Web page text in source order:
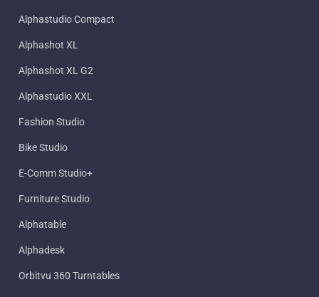
Alphastudio Compact
Alphashot XL
Alphashot XL G2
Alphastudio XXL
Fashion Studio
Bike Studio
E-Comm Studio+
Furniture Studio
Alphatable
Alphadesk
Orbitvu 360 Turntables